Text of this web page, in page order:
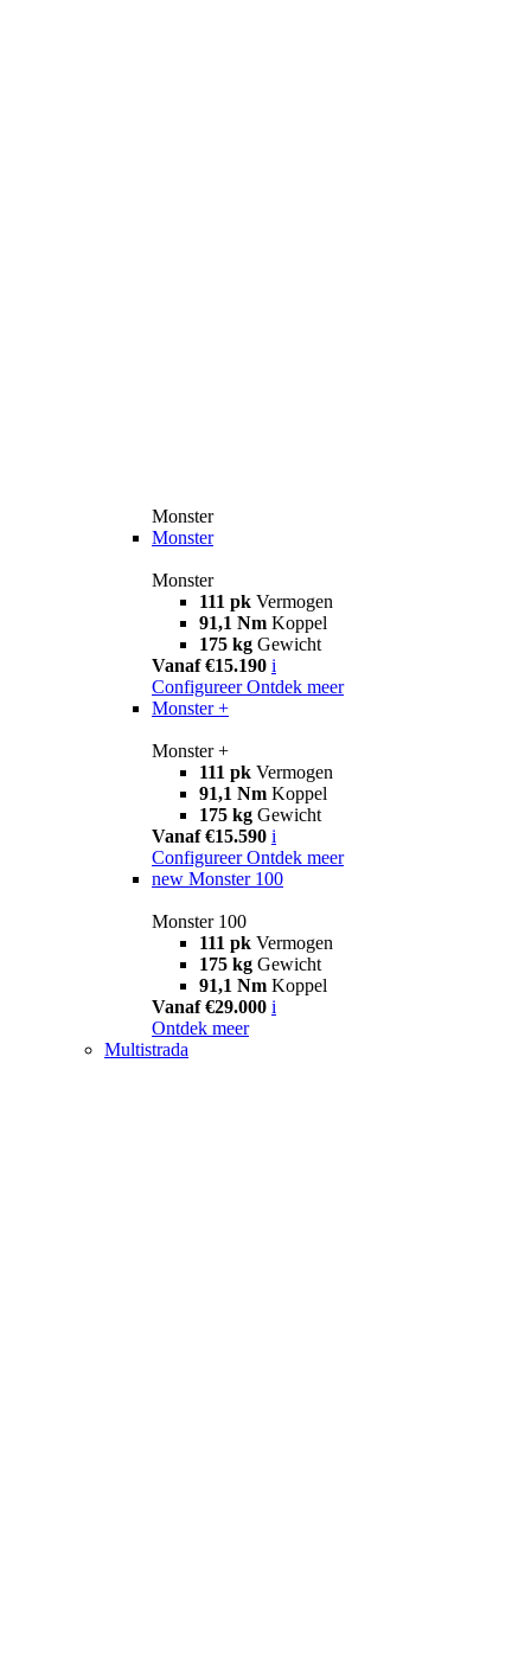
Monster
Monster
Monster
111 pk Vermogen
91,1 Nm Koppel
175 kg Gewicht
Vanaf €15.190 i
Configureer Ontdek meer
Monster +
Monster +
111 pk Vermogen
91,1 Nm Koppel
175 kg Gewicht
Vanaf €15.590 i
Configureer Ontdek meer
new Monster 100
Monster 100
111 pk Vermogen
175 kg Gewicht
91,1 Nm Koppel
Vanaf €29.000 i
Ontdek meer
Multistrada